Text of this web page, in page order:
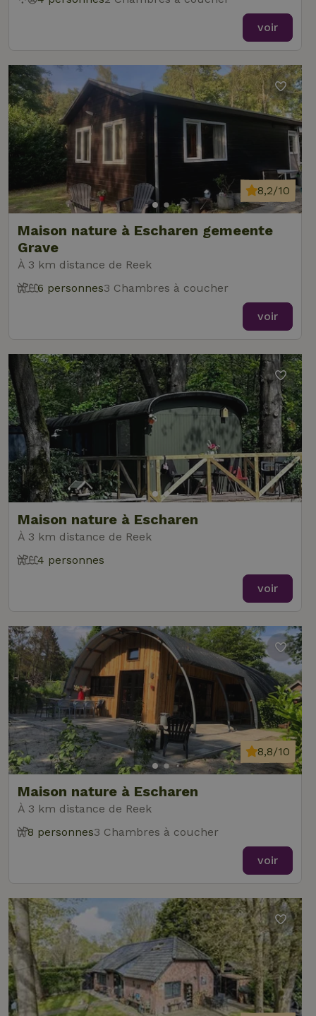
voir
Maison nature à Escharen gemeente
Grave
À 3 km distance de Reek
8,2/10
6 personnes3 Chambres à coucher
voir
Maison nature à Escharen
À 3 km distance de Reek
4 personnes
voir
Maison nature à Escharen
À 3 km distance de Reek
8,8/10
8 personnes3 Chambres à coucher
voir